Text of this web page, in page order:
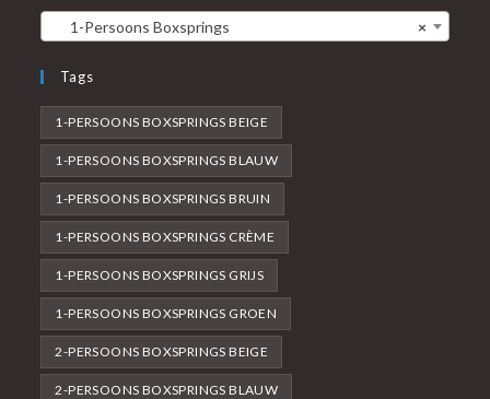
×
1-Persoons Boxsprings
Tags
1-PERSOONS BOXSPRINGS BEIGE
1-PERSOONS BOXSPRINGS BLAUW
1-PERSOONS BOXSPRINGS BRUIN
1-PERSOONS BOXSPRINGS CRÈME
1-PERSOONS BOXSPRINGS GRIJS
1-PERSOONS BOXSPRINGS GROEN
2-PERSOONS BOXSPRINGS BEIGE
2-PERSOONS BOXSPRINGS BLAUW